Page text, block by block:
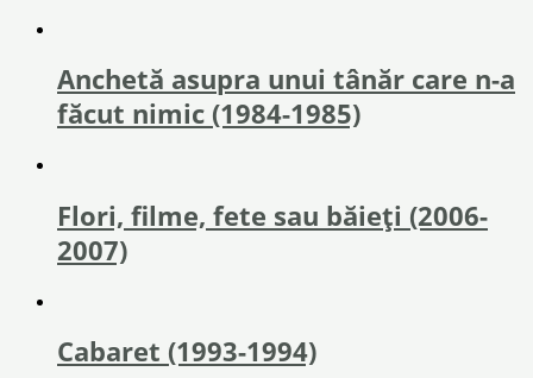
Anchetă asupra unui tânăr care n-a
făcut nimic (1984-1985)
Flori, filme, fete sau băieţi (2006-
2007)
Cabaret (1993-1994)